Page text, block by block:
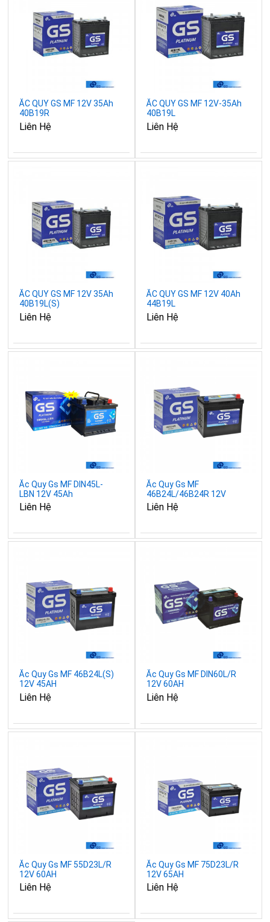
ẮC QUY GS MF 12V 35Ah
40B19R
Liên Hệ
ẮC QUY GS MF 12V-35Ah
40B19L
Liên Hệ
ẮC QUY GS MF 12V 35Ah
40B19L(S)
Liên Hệ
ẮC QUY GS MF 12V 40Ah
44B19L
Liên Hệ
Ắc Quy Gs MF DIN45L-
LBN 12V 45Ah
Liên Hệ
Ắc Quy Gs MF
46B24L/46B24R 12V
45AH
Liên Hệ
Ắc Quy Gs MF 46B24L(S)
12V 45AH
Liên Hệ
Ắc Quy Gs MF DIN60L/R
12V 60AH
Liên Hệ
Ắc Quy Gs MF 55D23L/R
12V 60AH
Liên Hệ
Ắc Quy Gs MF 75D23L/R
12V 65AH
Liên Hệ